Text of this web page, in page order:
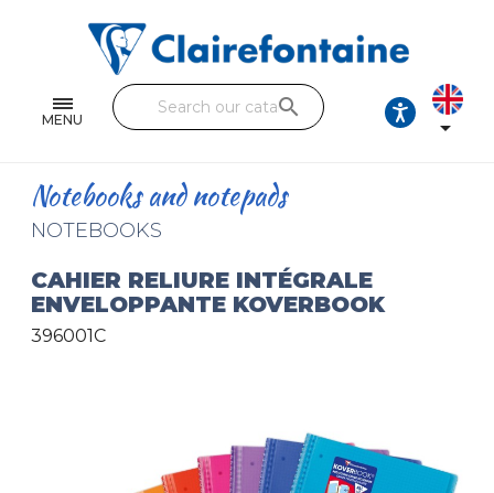
MENU
Single and double sheets
Fine arts
Handicraft
Pencil cases & Leather goods
search

Notebooks and notepads
NOTEBOOKS
CAHIER RELIURE INTÉGRALE
ENVELOPPANTE KOVERBOOK
396001C